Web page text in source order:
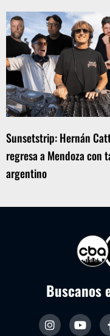
Sunsetstrip: Hernán
regresa a Mendoza con
argentino
Buscanos